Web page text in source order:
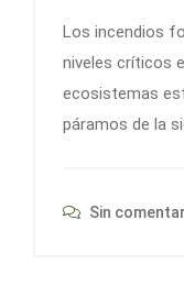
Los incendios
niveles críticos
ecosistemas
páramos de la
Sin